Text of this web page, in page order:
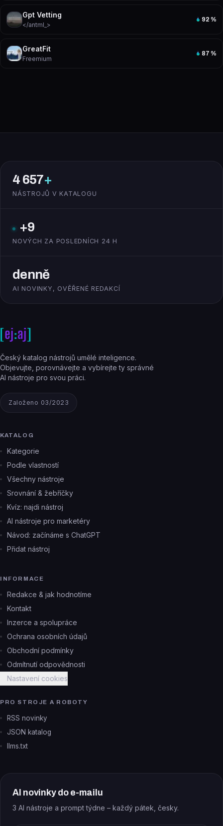
Gpt Vetting
</antml_>
92 %
GreatFit
Freemium
87 %
4 657+
NÁSTROJŮ V KATALOGU
+9
NOVÝCH ZA POSLEDNÍCH 24 H
denně
AI NOVINKY, OVĚŘENÉ REDAKCÍ
Český katalog nástrojů umělé inteligence.
Objevujte, porovnávejte a vybírejte ty správné
AI nástroje pro svou práci.
Založeno 03/2023
KATALOG
Kategorie
Podle vlastností
Všechny nástroje
Srovnání & žebříčky
Kvíz: najdi nástroj
AI nástroje pro marketéry
Návod: začínáme s ChatGPT
Přidat nástroj
INFORMACE
Redakce & jak hodnotíme
Kontakt
Inzerce a spolupráce
Ochrana osobních údajů
Obchodní podmínky
Odmítnutí odpovědnosti
Nastavení cookies
PRO STROJE A ROBOTY
RSS novinky
JSON katalog
llms.txt
AI novinky do e-mailu
3 AI nástroje a prompt týdne – každý pátek, česky.